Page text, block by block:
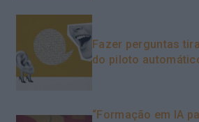
Fazer perguntas
do piloto
“Formação em IA